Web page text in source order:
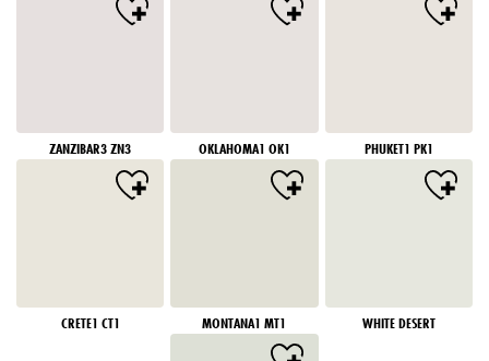
ZANZIBAR3 ZN3 OKLAHOMA1 OK1 PHUKET1 PK1
CRETE1 CT1 MONTANA1 MT1 WHITE DESERT